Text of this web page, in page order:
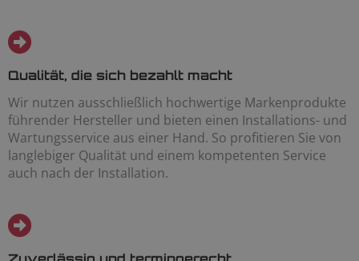
Qualität, die sich bezahlt macht
Wir nutzen ausschließlich hochwertige Markenprodukte
führender Hersteller und bieten einen Installations- und
Wartungsservice aus einer Hand. So profitieren Sie von
langlebiger Qualität und einem kompetenten Service
auch nach der Installation.